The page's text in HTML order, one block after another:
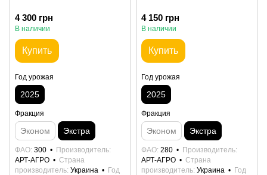
4 300 грн
В наличии
Купить
Год урожая
2025
Фракция
Эконом Экстра
ФАО 300
Производитель
АРТ-АГРО
Страна
производитель Украина
Год
4 150 грн
В наличии
Купить
Год урожая
2025
Фракция
Эконом Экстра
ФАО 280
Производитель
АРТ-АГРО
Страна
производитель Украина
Год